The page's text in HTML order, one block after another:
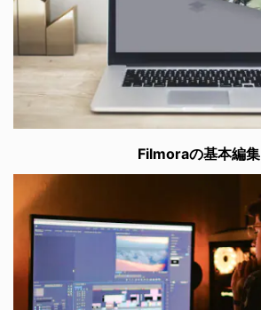
Filmoraの基本編集